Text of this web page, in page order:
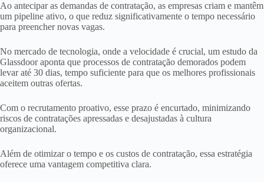
Ao antecipar as demandas de contratação, as empresas criam e mantêm
um pipeline ativo, o que reduz significativamente o tempo necessário
para preencher novas vagas.
No mercado de tecnologia, onde a velocidade é crucial, um estudo da
Glassdoor aponta que processos de contratação demorados podem
levar até 30 dias, tempo suficiente para que os melhores profissionais
aceitem outras ofertas.
Com o recrutamento proativo, esse prazo é encurtado, minimizando
riscos de contratações apressadas e desajustadas à cultura
organizacional.
Além de otimizar o tempo e os custos de contratação, essa estratégia
oferece uma vantagem competitiva clara.